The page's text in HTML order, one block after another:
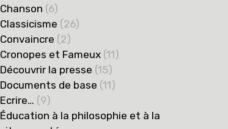
Chanson (6)
Classicisme (26)
Convaincre (2)
Cronopes et Fameux (11)
Découvrir la presse (15)
Documents de base (11)
Ecrire… (9)
Éducation à la philosophie et à la